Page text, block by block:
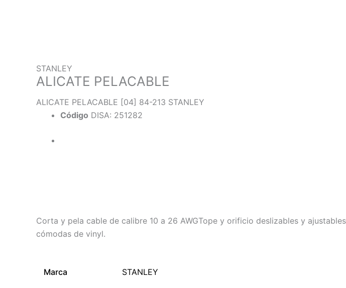
STANLEY
ALICATE PELACABLE
ALICATE PELACABLE [04] 84-213 STANLEY
Código DISA: 251282
Corta y pela cable de calibre 10 a 26 AWGTope y orificio deslizables y
cómodas de vinyl.
Marca STANLEY